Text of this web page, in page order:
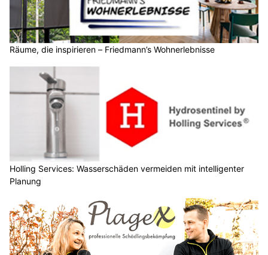
Räume, die inspirieren – Friedmann’s Wohnerlebnisse
Holling Services: Wasserschäden vermeiden mit intelligenter
Planung